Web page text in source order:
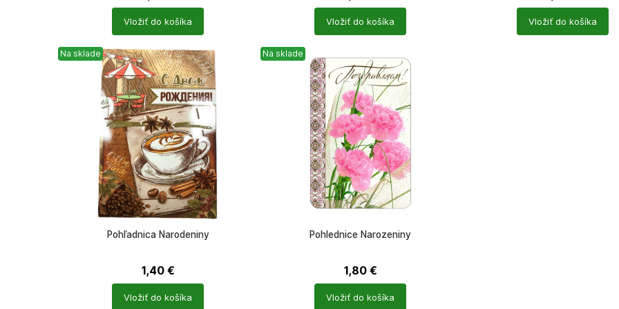
Vložiť do košíka Vložiť do košíka Vložiť do košíka
Na sklade
Pohľadnica Narodeniny
1,40 €
Vložiť do košíka
Na sklade
Pohlednice Narozeniny
1,80 €
Vložiť do košíka